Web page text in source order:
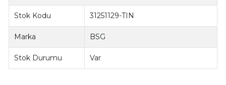
Stok Kodu 31251129-TIN
Marka BSG
Stok Durumu Var